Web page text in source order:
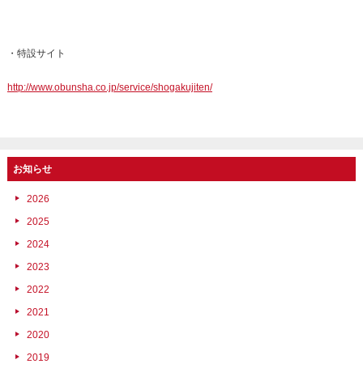
・特設サイト
http://www.obunsha.co.jp/service/shogakujiten/
お知らせ
2026
2025
2024
2023
2022
2021
2020
2019